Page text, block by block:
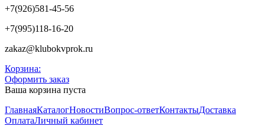
+7(926)581-45-56
+7(995)118-16-20
zakaz@klubokvprok.ru
Корзина:
Оформить заказ
Ваша корзина пуста
ГлавнаяКаталогНовостиВопрос-ответКонтактыДоставка
ОплатаЛичный кабинет